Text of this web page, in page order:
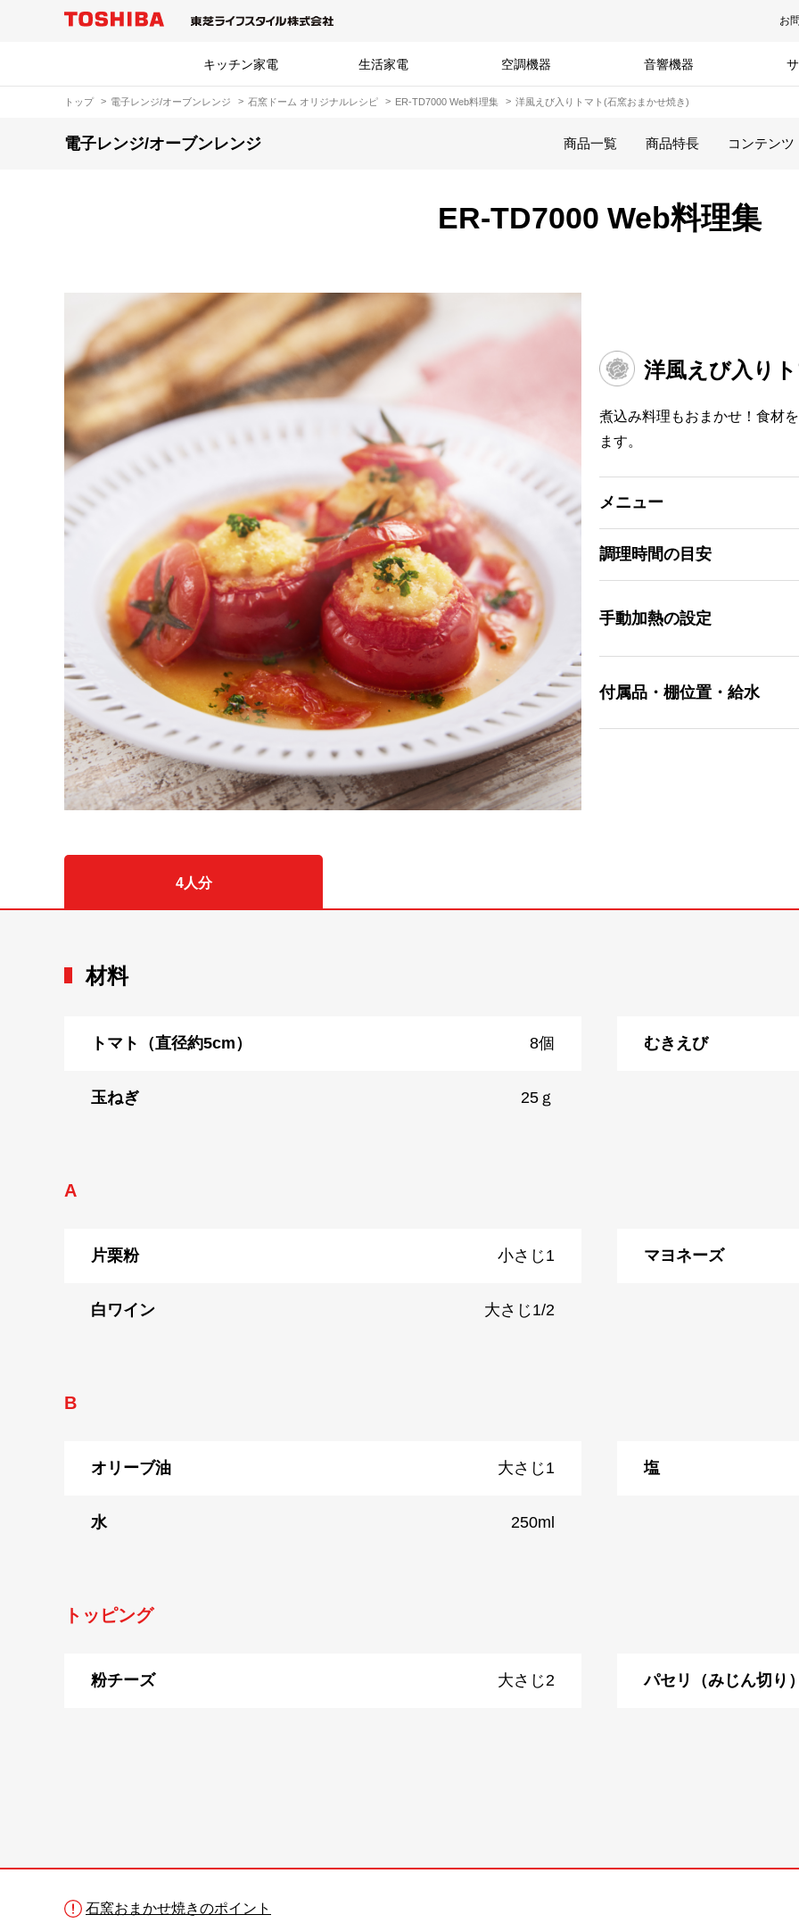
お
キッチン家電 生活家電 空調機器 音響機器
トップ 電子レンジ/オーブンレンジ 石窯ドーム オリジナルレシピ ER-TD7000 Web料理集 洋風えび入りトマト(石窯おまかせ焼き)
電子レンジ/オーブンレンジ 商品一覧 商品特長 コンテンツ
ER-TD7000 Web料理集
洋風えび入り
煮込み料理もおまかせ！食材
ます。
メニュー
調理時間の目安
手動加熱の設定
付属品・棚位置・給水
4人分
材料
トマト（直径約5cm） 8個 むきえび
玉ねぎ 25ｇ
A
片栗粉 小さじ1 マヨネーズ
白ワイン 大さじ1/2
B
オリーブ油 大さじ1 塩
水 250ml
トッピング
粉チーズ 大さじ2 パセリ（みじん切り
石窯おまかせ焼きのポイント